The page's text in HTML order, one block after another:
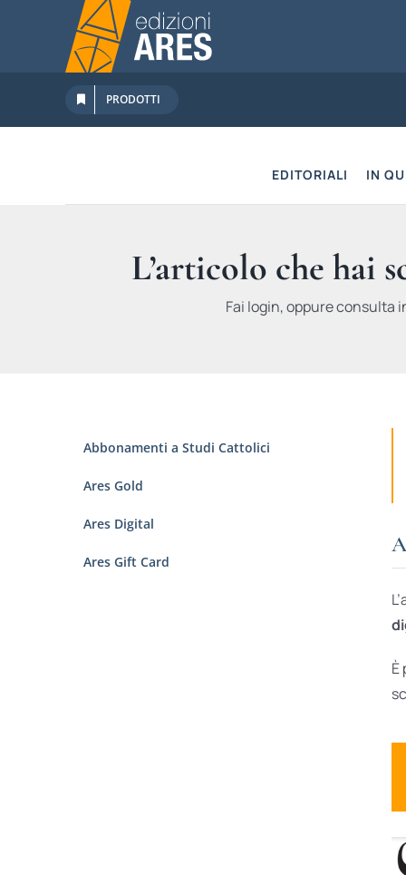
contenuto
PRODOTTI
EDITORIALI IN
L’articolo che hai
Fai login, oppure consulta
È
Abbonamenti a Studi Cattolici
Ares Gold
Ares Digital
Ares Gift Card